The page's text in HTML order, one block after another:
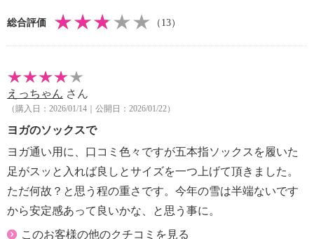
・高低差：約２ｃｍ
・履き口（内周）：約３０ｃｍ
【重さ】
・片足約４６５ｇ（サイズにより多少の差異あり）
【メンテナンス】
・摩擦による色落ち、色移り注意
【原産国（地）】
【目安サイズ】
表記：Ｓ
対応サイズ：２２．５ｃｍ
総合評価 （13）
えっちゃん さん
（購入日：2026/01/14｜公開日：2026/01/22）
ヨガのソックスで
ヨガ通い用に、口コミ色々ですが五本指ソックスを履いた
足がスッと入れば良しとサイズを一つ上げて頂きました。
ただ何故？と思う程の重さです。今年の雪は半端ないです
から安定感あって良いかな、と思う事に。
このお客様の他のクチコミを見る